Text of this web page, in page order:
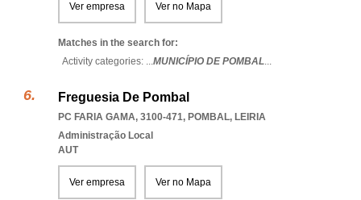
Ver empresa Ver no Mapa
Matches in the search for:
Activity categories: ...MUNICÍPIO DE POMBAL...
Freguesia De Pombal
PC FARIA GAMA, 3100-471, POMBAL, LEIRIA
Administração Local
AUT
Ver empresa Ver no Mapa